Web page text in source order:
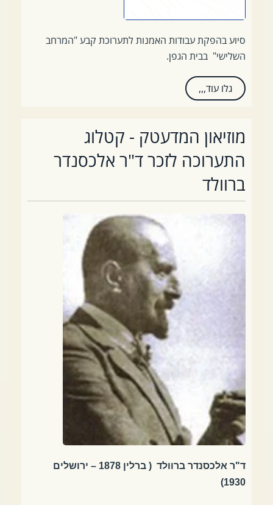
סיוע בהפקת עבודות האמנות לתערוכת קבע "המרחב
השלישי" בבית הגפן.
גלו עוד,,,
מוזיאון המדעטק - קטלוג
התערוכה לזכר ד"ר אלכסנדר
ברוולד
ד"ר אלכסנדר ברוולד
( ברלין 1878 – ירושלים
1930)